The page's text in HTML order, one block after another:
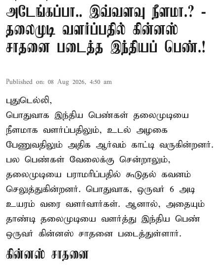
அடேங்கப்பா.. இவ்வளவு நீளமா.? -
தலைமுடி வளர்ப்பதில் கின்னஸ்
சாதனை படைத்த இந்தியப் பெண்.!
Published on: 08 Aug 2026, 4:50 am
புதுடெல்லி,
பொதுவாக இந்திய பெண்கள் தலைமுடியை
நீளமாக வளர்ப்பதிலும், உடல் அழகை
பேணுவதிலும் அதிக ஆர்வம் காட்டி வருகின்றனர்.
பல பெண்கள் வேலைக்கு சென்றாலும்,
தலைமுடியை பராமரிப்பதில் கூடுதல் கவனம்
செலுத்துகின்றனர். பொதுவாக, ஒருவர் 6 அடி
உயரம் வரை வளர்வார்கள். ஆனால், அதையும்
தாண்டி தலைமுடியை வளர்த்து இந்திய பெண்
ஒருவர் கின்னஸ் சாதனை படைத்துள்ளார்.
கின்னஸ் சாதனை